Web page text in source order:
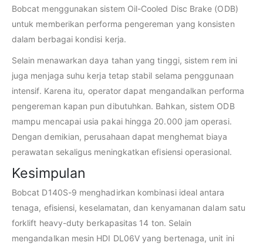
Bobcat menggunakan sistem Oil-Cooled Disc Brake (ODB)
untuk memberikan performa pengereman yang konsisten
dalam berbagai kondisi kerja.
Selain menawarkan daya tahan yang tinggi, sistem rem ini
juga menjaga suhu kerja tetap stabil selama penggunaan
intensif. Karena itu, operator dapat mengandalkan performa
pengereman kapan pun dibutuhkan. Bahkan, sistem ODB
mampu mencapai usia pakai hingga 20.000 jam operasi.
Dengan demikian, perusahaan dapat menghemat biaya
perawatan sekaligus meningkatkan efisiensi operasional.
Kesimpulan
Bobcat D140S-9 menghadirkan kombinasi ideal antara
tenaga, efisiensi, keselamatan, dan kenyamanan dalam satu
forklift heavy-duty berkapasitas 14 ton. Selain
mengandalkan mesin HDI DL06V yang bertenaga, unit ini